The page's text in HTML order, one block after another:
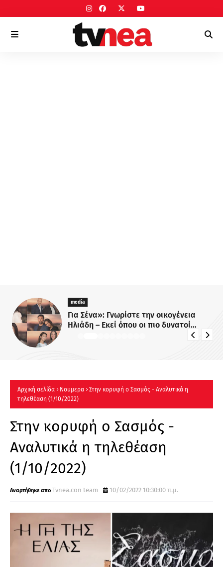
media
Για Σένα»: Γνωρίστε την οικογένεια
Ηλιάδη – Εκεί όπου οι πιο δυνατοί
δεσμοί δοκιμάζονται περισσότερο !
Αρχική σελίδα Νουμερα
Στην κορυφή ο Σασμός - Αναλυτικά η
τηλεθέαση (1/10/2022)
Στην κορυφή ο Σασμός -
Αναλυτικά η τηλεθέαση
(1/10/2022)
Tvnea.con team 10/02/2022 10:30:00 π.μ.